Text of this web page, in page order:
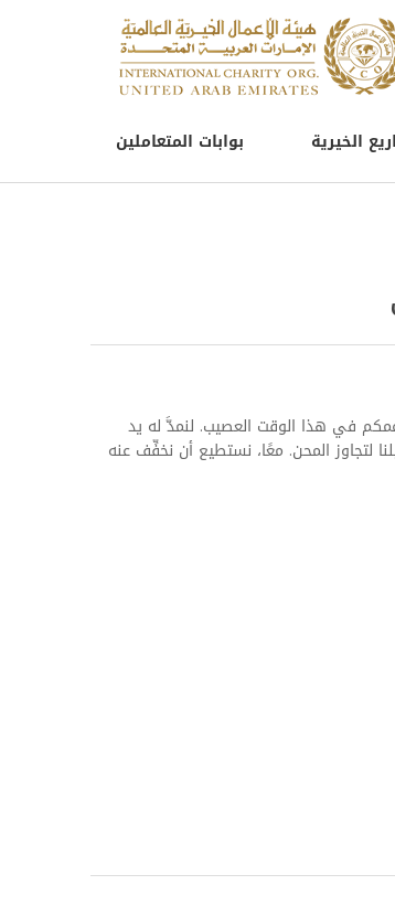
الخيرية
في هذا الوقت العصيب. لنمدَّ له يد
لتجاوز المحن. معًا، نستطيع أن نخفِّف عنه